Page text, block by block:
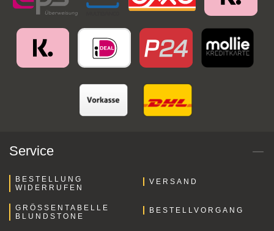
Service
BESTELLUNG
WIDERRUFEN
VERSAND
GRÖSSENTABELLE B
LUNDSTONE
BESTELLVORGANG